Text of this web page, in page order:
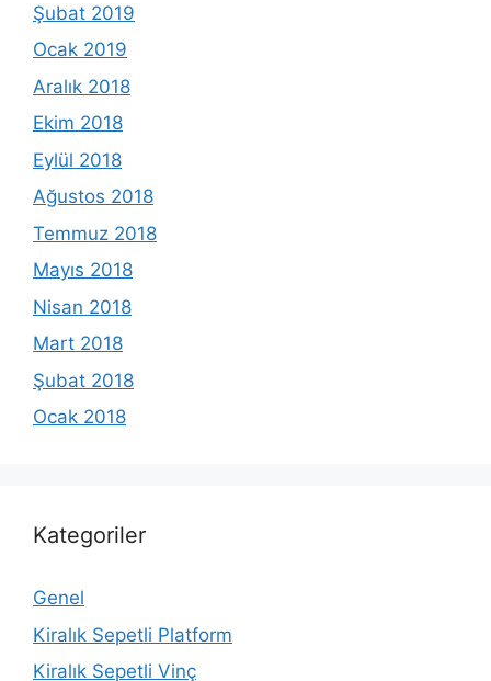
Şubat 2019
Ocak 2019
Aralık 2018
Ekim 2018
Eylül 2018
Ağustos 2018
Temmuz 2018
Mayıs 2018
Nisan 2018
Mart 2018
Şubat 2018
Ocak 2018
Kategoriler
Genel
Kiralık Sepetli Platform
Kiralık Sepetli Vinç